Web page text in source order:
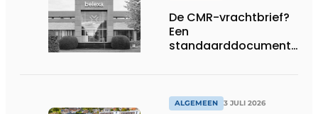
De CMR-vrachtbrief?
Een
standaarddocument
ALGEMEEN 3 JULI 2026